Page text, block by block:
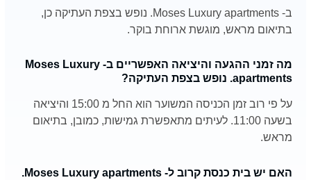
ב- Moses Luxury apartments. נופש בצפת העתיקה כן,
בתיאום מראש, מוגשת ארוחת בוקר.
מה זמני ההגעה והיציאה האפשריים ב- Moses Luxury
apartments. נופש בצפת העתיקה?
על פי רוב זמן הכניסה המשוער הוא החל מ 15:00 והיציאה
בשעה 11:00. לעיתים מתאפשרת גמישות, כמובן, בתיאום
מראש.
האם יש בית כנסת קרוב ל- Moses Luxury apartments.